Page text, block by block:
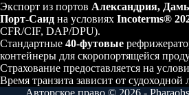
Экспорт из портов Александрия,
Порт-Саид на условиях Incoterms®
CFR/CIF, DAP/DPU).
Стандартные 40-футовые
контейнеры для скоропортящейся
Страхование предоставляется на
Время транзита зависит от судоходной
Авторское право © 2026 -